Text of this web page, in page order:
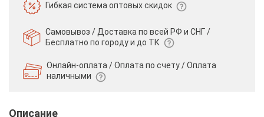
Гибкая системаоптовых скидок
Самовывоз / Доставка по всей РФ и СНГ /
Бесплатно по городу и до ТК
Онлайн-оплата / Оплата по счету /Оплата
наличными
Описание